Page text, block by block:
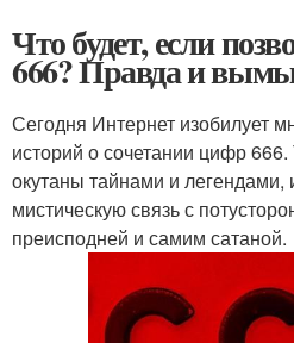
Что будет, если
666? Правда и
Сегодня Интернет изобилует
историй о сочетании цифр
окутаны тайнами и
мистическую связь с
преисподней и самим сатаной.